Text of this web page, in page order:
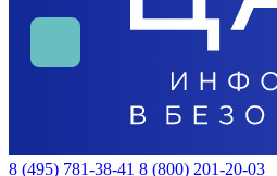
8 (495) 781-38-41 8 (800) 201-20-03